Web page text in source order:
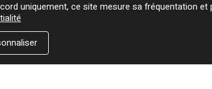
uniquement, ce site mesure sa fréquentation et